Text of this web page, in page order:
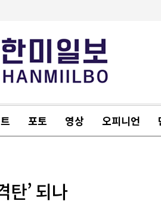
포토 영상 오피니언
탄’ 되나